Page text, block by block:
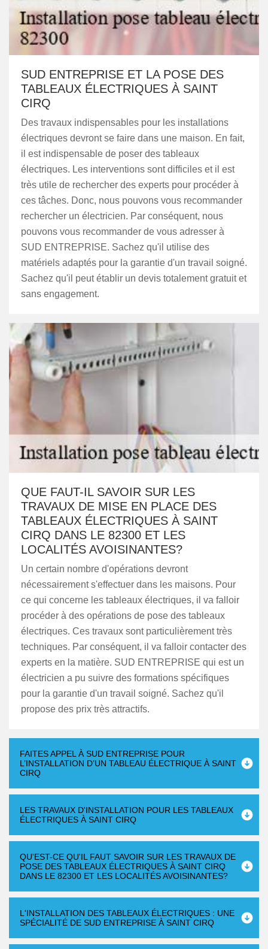
SUD ENTREPRISE ET LA POSE DES
TABLEAUX ÉLECTRIQUES À SAINT
CIRQ
Des travaux indispensables pour les installations
électriques devront se faire dans une maison. En fait,
il est indispensable de poser des tableaux
électriques. Les interventions sont difficiles et il est
très utile de rechercher des experts pour procéder à
ces tâches. Donc, nous pouvons vous recommander
rechercher un électricien. Par conséquent, nous
pouvons vous recommander de vous adresser à
SUD ENTREPRISE. Sachez qu'il utilise des
matériels adaptés pour la garantie d'un travail soigné.
Sachez qu'il peut établir un devis totalement gratuit et
sans engagement.
QUE FAUT-IL SAVOIR SUR LES
TRAVAUX DE MISE EN PLACE DES
TABLEAUX ÉLECTRIQUES À SAINT
CIRQ DANS LE 82300 ET LES
LOCALITÉS AVOISINANTES?
Un certain nombre d'opérations devront
nécessairement s'effectuer dans les maisons. Pour
ce qui concerne les tableaux électriques, il va falloir
procéder à des opérations de pose des tableaux
électriques. Ces travaux sont particulièrement très
techniques. Par conséquent, il va falloir contacter des
experts en la matière. SUD ENTREPRISE qui est un
électricien a pu suivre des formations spécifiques
pour la garantie d'un travail soigné. Sachez qu'il
propose des prix très attractifs.
FAITES APPEL À SUD ENTREPRISE POUR
L’INSTALLATION D’UN TABLEAU ÉLECTRIQUE À SAINT
CIRQ
LES TRAVAUX D'INSTALLATION POUR LES TABLEAUX
ÉLECTRIQUES À SAINT CIRQ
QU'EST-CE QU'IL FAUT SAVOIR SUR LES TRAVAUX DE
POSE DES TABLEAUX ÉLECTRIQUES À SAINT CIRQ
DANS LE 82300 ET LES LOCALITÉS AVOISINANTES?
L'INSTALLATION DES TABLEAUX ÉLECTRIQUES : UNE
SPÉCIALITÉ DE SUD ENTREPRISE À SAINT CIRQ